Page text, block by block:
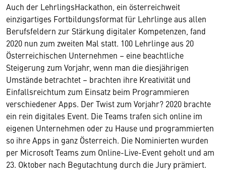
Auch der LehrlingsHackathon, ein österreichweit
einzigartiges Fortbildungsformat für Lehrlinge aus allen
Berufsfeldern zur Stärkung digitaler Kompetenzen, fand
2020 nun zum zweiten Mal statt. 100 Lehrlinge aus 20
Österreichischen Unternehmen – eine beachtliche
Steigerung zum Vorjahr, wenn man die diesjährigen
Umstände betrachtet – brachten ihre Kreativität und
Einfallsreichtum zum Einsatz beim Programmieren
verschiedener Apps. Der Twist zum Vorjahr? 2020 brachte
ein rein digitales Event. Die Teams trafen sich online im
eigenen Unternehmen oder zu Hause und programmierten
so ihre Apps in ganz Österreich. Die Nominierten wurden
per Microsoft Teams zum Online-Live-Event geholt und am
23. Oktober nach Begutachtung durch die Jury prämiert.